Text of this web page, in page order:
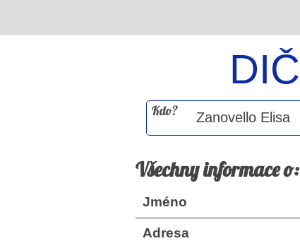
DIČ
Kdo?
Všechny informace o:
Jméno
Adresa